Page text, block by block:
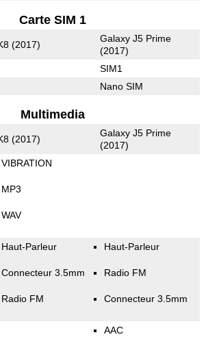
Carte SIM 1
(2017)
Galaxy J5 Prime
(2017)
SIM1
Nano SIM
Multimedia
(2017)
Galaxy J5 Prime
(2017)
VIBRATION
MP3
WAV
Haut-Parleur
Connecteur 3.5mm
Radio FM
Haut-Parleur
Radio FM
Connecteur 3.5mm
AAC